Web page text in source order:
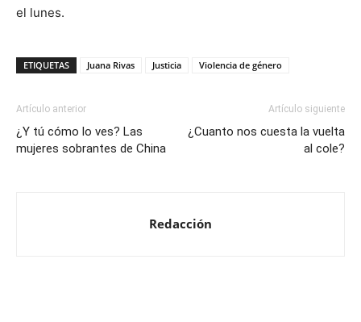
el lunes.
ETIQUETAS Juana Rivas Justicia Violencia de género
Artículo anterior
¿Y tú cómo lo ves? Las
mujeres sobrantes de China
Artículo siguiente
¿Cuanto nos cuesta la vuelta
al cole?
Redacción